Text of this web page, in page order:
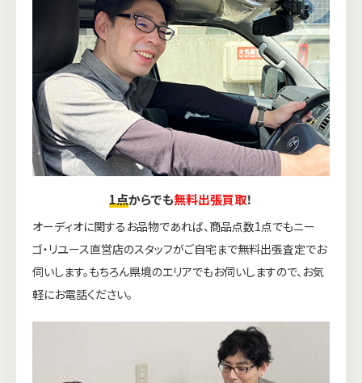
1点からでも無料出張買取！
オーディオに関するお品物であれば、商品点数1点でもニー
ゴ・リユース直営店のスタッフがご自宅まで無料出張査定でお
伺いします。もちろん県境のエリアでもお伺いしますので、お気
軽にお電話ください。